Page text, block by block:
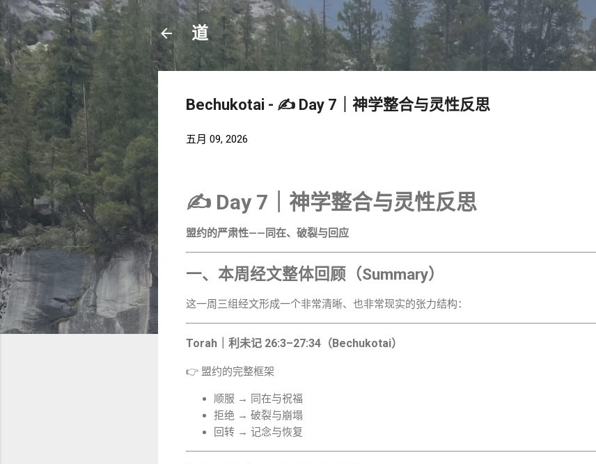
跳至主要内容
道
Bechukotai - ✍️ Day 7｜神学整合与灵性反思
五月 09, 2026
✍️ Day 7｜神学整合与灵性反思
盟约的严肃性——同在、破裂与回应
一、本周经文整体回顾（Summary）
这一周三组经文形成一个非常清晰、也非常现实的张力结构：
Torah｜利未记 26:3–27:34（Bechukotai）
👉 盟约的完整框架
顺服 → 同在与祝福
拒绝 → 破裂与崩塌
回转 → 记念与恢复